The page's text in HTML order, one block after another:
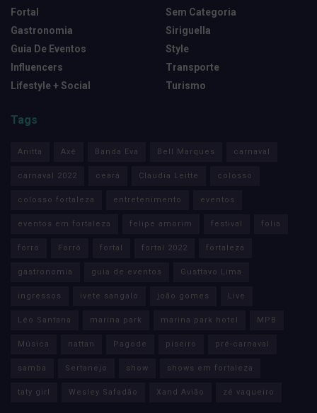
Fortal
Gastronomia
Guia De Eventos
Influencers
Lifestyle + Social
Sem Categoria
Siriguella
Style
Transporte
Turismo
Tags
Anitta Axé Banda Eva Bell Marques carnaval
carnaval 2022 ceará Claudia Leitte colosso
colosso fortaleza entretenimento eventos
eventos em fortaleza felipe amorim festival folia
forro Forró fortal fortal 2022 fortaleza
gastronomia guia de eventos Gusttavo Lima
ingressos ivete sangalo joão gomes Live
Léo Santana marina park marina park hotel MPB
Música nattan Pagode piseiro pré-carnaval
samba Sertanejo show shows em fortaleza
taty girl Wesley Safadão Xand Avião zé vaqueiro